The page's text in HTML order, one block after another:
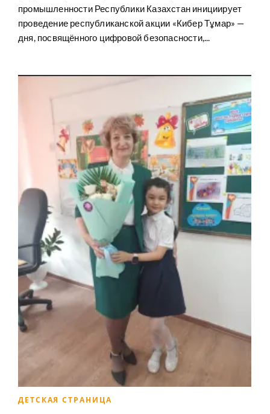
промышленности Республики Казахстан инициирует
проведение республиканской акции «Кибер Тұмар» —
дня, посвящённого цифровой безопасности,...
ДЕТСКАЯ СТРАНИЦА